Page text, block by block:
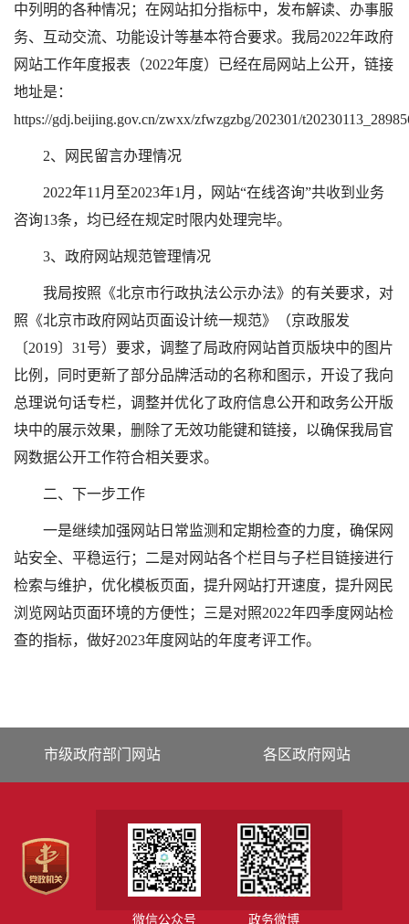
中列明的各种情况；在网站扣分指标中，发布解读、办事服
务、互动交流、功能设计等基本符合要求。我局2022年政府
网站工作年度报表（2022年度）已经在局网站上公开，链接
地址是：
https://gdj.beijing.gov.cn/zwxx/zfwzgzbg/202301/
2、网民留言办理情况
2022年11月至2023年1月，网站“在线咨询”共收到业务
咨询13条，均已经在规定时限内处理完毕。
3、政府网站规范管理情况
我局按照《北京市行政执法公示办法》的有关要求，对
照《北京市政府网站页面设计统一规范》（京政服发
〔2019〕31号）要求，调整了局政府网站首页版块中的图片
比例，同时更新了部分品牌活动的名称和图示，开设了我向
总理说句话专栏，调整并优化了政府信息公开和政务公开版
块中的展示效果，删除了无效功能键和链接，以确保我局官
网数据公开工作符合相关要求。
二、下一步工作
一是继续加强网站日常监测和定期检查的力度，确保网
站安全、平稳运行；二是对网站各个栏目与子栏目链接进行
检索与维护，优化模板页面，提升网站打开速度，提升网民
浏览网站页面环境的方便性；三是对照2022年四季度网站检
查的指标，做好2023年度网站的年度考评工作。
市级政府部门网站 各区政府网站
微信公众号 政务微博